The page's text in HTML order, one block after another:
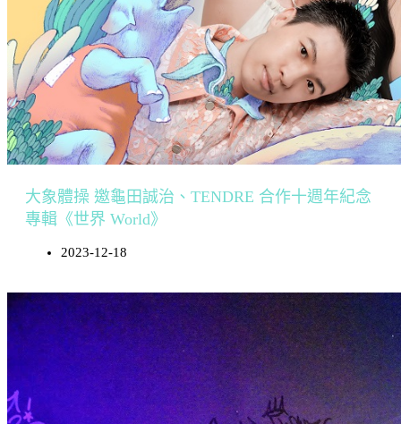
大象體操 邀龜田誠治、TENDRE 合作十週年紀念
專輯《世界 World》
2023-12-18